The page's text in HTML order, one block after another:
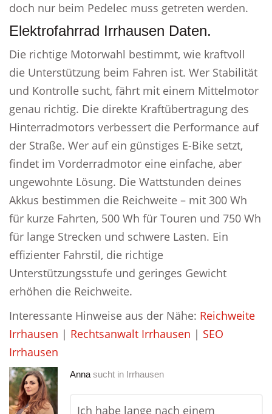
doch nur beim Pedelec muss getreten werden.
Elektrofahrrad Irrhausen Daten.
Die richtige Motorwahl bestimmt, wie kraftvoll
die Unterstützung beim Fahren ist. Wer Stabilität
und Kontrolle sucht, fährt mit einem Mittelmotor
genau richtig. Die direkte Kraftübertragung des
Hinterradmotors verbessert die Performance auf
der Straße. Wer auf ein günstiges E-Bike setzt,
findet im Vorderradmotor eine einfache, aber
ungewohnte Lösung. Die Wattstunden deines
Akkus bestimmen die Reichweite – mit 300 Wh
für kurze Fahrten, 500 Wh für Touren und 750 Wh
für lange Strecken und schwere Lasten. Ein
effizienter Fahrstil, die richtige
Unterstützungsstufe und geringes Gewicht
erhöhen die Reichweite.
Interessante Hinweise aus der Nähe: Reichweite
Irrhausen | Rechtsanwalt Irrhausen | SEO
Irrhausen
Anna sucht in Irrhausen
Ich habe lange nach einem